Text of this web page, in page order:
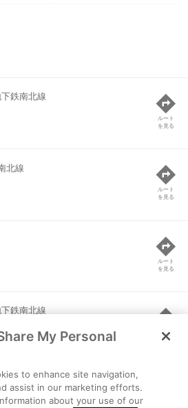
鉄南北線
ルート
を見る
北線
ルート
を見る
ルート
を見る
鉄南北線
ルート
を見る
My Personal
to enhance site navigation,
assist in our marketing efforts.
about your use of our